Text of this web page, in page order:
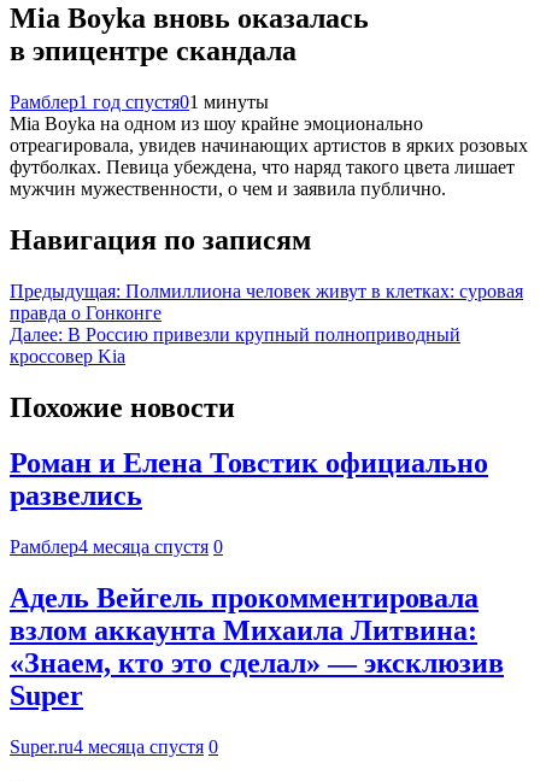
Mia Boyka вновь оказалась
в эпицентре скандала
Рамблер1 год спустя01 минуты
Mia Boyka на одном из шоу крайне эмоционально
отреагировала, увидев начинающих артистов в ярких розовых
футболках. Певица убеждена, что наряд такого цвета лишает
мужчин мужественности, о чем и заявила публично.
Навигация по записям
Предыдущая: Полмиллиона человек живут в клетках: суровая
правда о Гонконге
Далее: В Россию привезли крупный полноприводный
кроссовер Kia
Похожие новости
Роман и Елена Товстик официально
развелись
Рамблер4 месяца спустя 0
Адель Вейгель прокомментировала
взлом аккаунта Михаила Литвина:
«Знаем, кто это сделал» — эксклюзив
Super
Super.ru4 месяца спустя 0